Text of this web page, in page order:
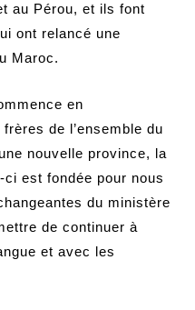
au Pérou, et ils font
ont relancé une
Maroc.
en
de l’ensemble du
nouvelle province, la
est fondée pour nous
du ministère
de continuer à
et avec les